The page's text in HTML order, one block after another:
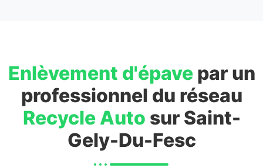
Enlèvement d'épavepar un
professionnel du réseau
Recycle Auto sur Saint-
Gely-Du-Fesc